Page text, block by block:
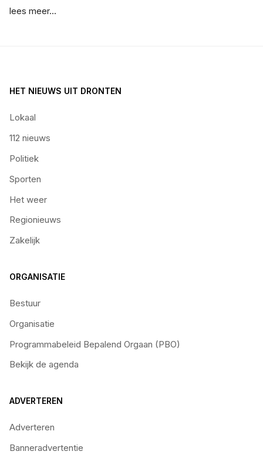
lees meer...
HET NIEUWS UIT DRONTEN
Lokaal
112 nieuws
Politiek
Sporten
Het weer
Regionieuws
Zakelijk
ORGANISATIE
Bestuur
Organisatie
Programmabeleid Bepalend Orgaan (PBO)
Bekijk de agenda
ADVERTEREN
Adverteren
Banneradvertentie